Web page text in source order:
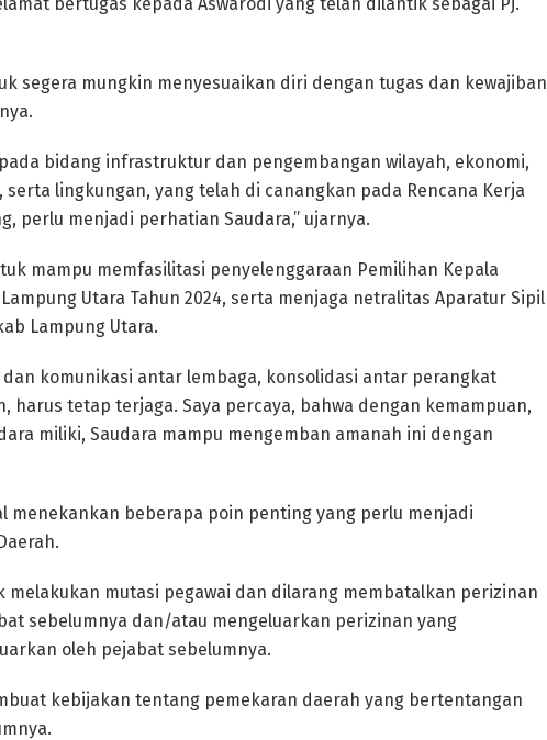
segera mungkin menyesuaikan diri dengan tugas dan kewajiban
bidang infrastruktur dan pengembangan wilayah, ekonomi,
lingkungan, yang telah di canangkan pada Rencana Kerja
perlu menjadi perhatian Saudara,” ujarnya.
mampu memfasilitasi penyelenggaraan Pemilihan Kepala
Utara Tahun 2024, serta menjaga netralitas Aparatur Sipil
Lampung Utara.
komunikasi antar lembaga, konsolidasi antar perangkat
harus tetap terjaga. Saya percaya, bahwa dengan kemampuan,
miliki, Saudara mampu mengemban amanah ini dengan
menekankan beberapa poin penting yang perlu menjadi
melakukan mutasi pegawai dan dilarang membatalkan perizinan
sebelumnya dan/atau mengeluarkan perizinan yang
oleh pejabat sebelumnya.
kebijakan tentang pemekaran daerah yang bertentangan